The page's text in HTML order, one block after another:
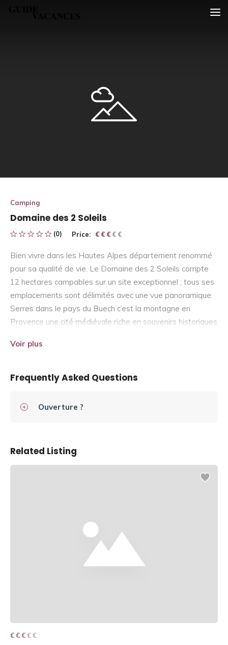
Camping
Domaine des 2 Soleils
(0) Price: € € € € €
€ € €
Bien vivre dans les Hautes Alpes département renommé
pour sa qualité de vie. Le Domaine des 2 Soleils compte
12 hectares campables sur un site exceptionnel ; tous ses
emplacements sont délimités avec une vue panoramique.
Serres dans le pays du Buech c’est la montagne en
Provence une cité médiévale riche en souvenirs historiques
base de loisirs nautiques le Buech rivière paisible ouverte
des sites d’escalade de toutes catégories des circuits
Voir plus
Frequently Asked Questions
Ouverture ?
Related Listing
€ € € € €
€ € €